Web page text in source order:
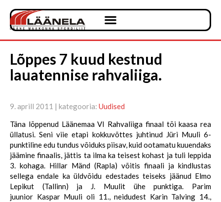
Lõppes 7 kuud kestnud
lauatennise rahvaliiga.
9. aprill 2011 | kategooria: Uudised
Täna lõppenud Läänemaa VI Rahvaliiga finaal tõi kaasa rea
üllatusi. Seni viie etapi kokkuvõttes juhtinud Jüri Muuli 6-
punktiline edu tundus võiduks piisav, kuid ootamatu kuuendaks
jäämine finaalis, jättis ta ilma ka teisest kohast ja tuli leppida
3. kohaga. Hillar Mänd (Rapla) võitis finaali ja kindlustas
sellega endale ka üldvõidu edestades teiseks jäänud Elmo
Lepikut (Tallinn) ja J. Muulit ühe punktiga. Parim
juunior Kaspar Muuli oli 11., neidudest Karin Talving 14.,